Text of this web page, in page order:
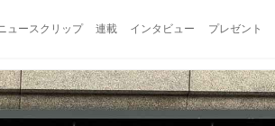
ュースクリップ 連載 インタビュー プレゼント